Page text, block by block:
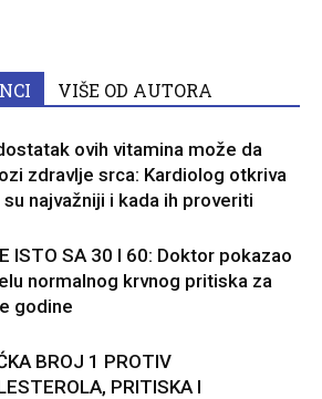
VIŠE OD AUTORA
ovih vitamina može da
zdravlje srca: Kardiolog otkriva
su najvažniji i kada ih proveriti
ISTO SA 30 I 60: Doktor pokazao
normalnog krvnog pritiska za
godine
BROJ 1 PROTIV
PRITISKA I